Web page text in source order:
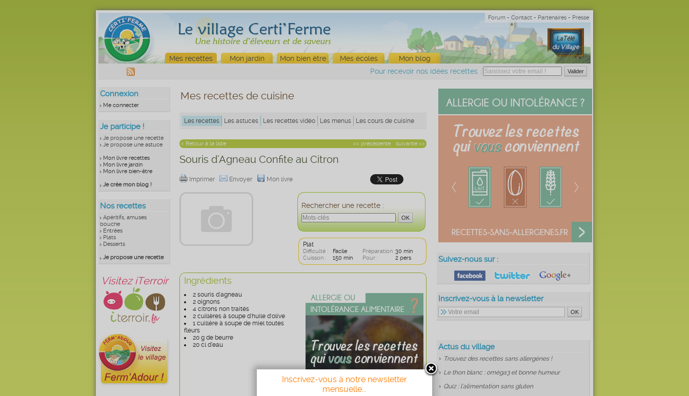
Forum - Contact - Partenaires - Presse
Mes recettes Mon jardin Mon bien être Mes écoles
Mon blog
Pour recevoir nos idées recettes :
Connexion
Me connecter
Je participe !
Je propose une recette
Je propose une astuce
Mon livre recettes
Mon livre jardin
Mon livre bien-être
Je crée mon blog !
Nos recettes
Apéritifs, amuses
bouche
Entrées
Plats
Desserts
Je propose une recette
Visitez iTerroir
Suivez-nous sur :
Inscrivez-vous à la newsletter
Actus du village
Trouvez des recettes sans allergènes !
Le thon blanc : oméga3 et bonne humeur
Quiz : l'alimentation sans gluten
Mes recettes de cuisine
Les recettes Les astuces Les recettes vidéo Les menus Les cours de cuisine
suivante >>
<< précédente
< Retour à la liste
Souris d’Agneau Confite au Citron
Imprimer Envoyer Mon livre
Rechercher une recette :
Plat
Difficulté : Facile Préparation :30 min
Cuisson :
150 min Pour : 2 pers
Ingrédients
2 souris d'agneau
2 oignons
4 citrons non traités
2 cuillères à soupe d'huile d'olive
1 cuillère à soupe de miel toutes
fleurs
20 g de beurre
20 cl d’eau
Inscrivez-vous à notre newsletter
mensuelle...